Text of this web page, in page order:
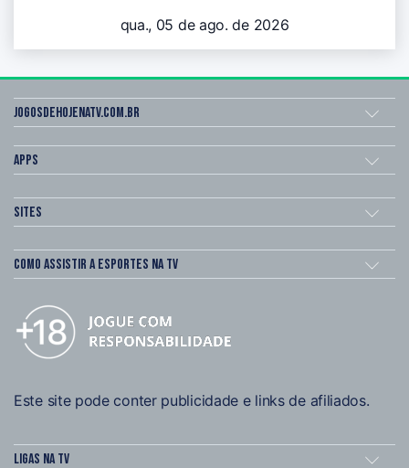
qua., 05 de ago. de 2026
Jogosdehojenatv.com.br
Apps
Sites
Como assistir a esportes na TV
Este site pode conter publicidade e links de afiliados.
Ligas na TV